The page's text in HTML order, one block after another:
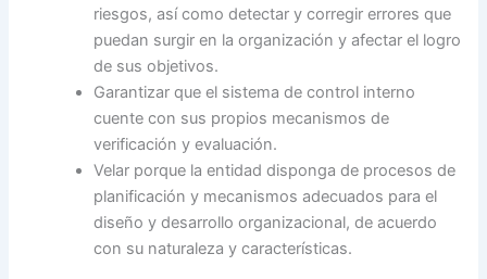
riesgos, así como detectar y corregir errores que
puedan surgir en la organización y afectar el logro
de sus objetivos.
Garantizar que el sistema de control interno
cuente con sus propios mecanismos de
verificación y evaluación.
Velar porque la entidad disponga de procesos de
planificación y mecanismos adecuados para el
diseño y desarrollo organizacional, de acuerdo
con su naturaleza y características.